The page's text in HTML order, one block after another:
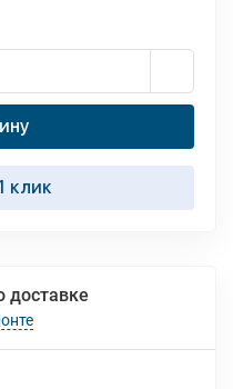
клик
доставке